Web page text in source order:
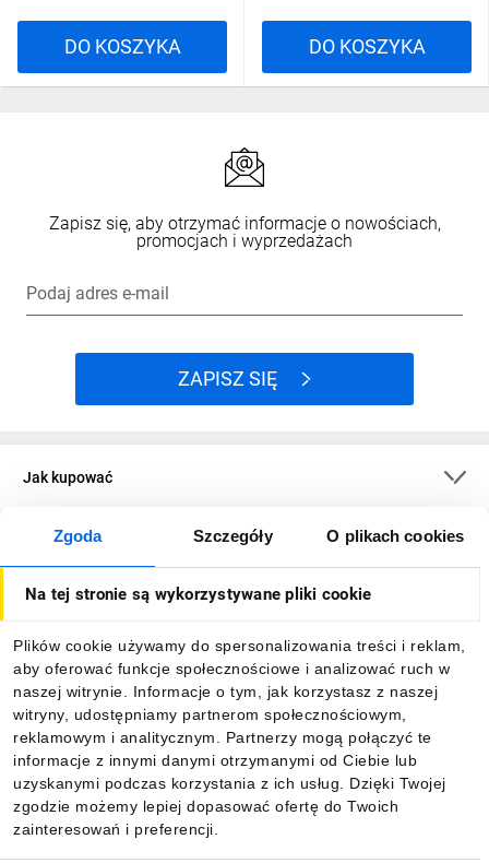
Zgoda Szczegóły O plikach cookies
Na tej stronie są wykorzystywane pliki cookie
Plików cookie używamy do spersonalizowania treści i reklam,
aby oferować funkcje społecznościowe i analizować ruch w
naszej witrynie. Informacje o tym, jak korzystasz z naszej
witryny, udostępniamy partnerom społecznościowym,
reklamowym i analitycznym. Partnerzy mogą połączyć te
informacje z innymi danymi otrzymanymi od Ciebie lub
uzyskanymi podczas korzystania z ich usług. Dzięki Twojej
zgodzie możemy lepiej dopasować ofertę do Twoich
zainteresowań i preferencji.
DO KOSZYKA DO KOSZYKA
Zapisz się, aby otrzymać informacje o nowościach,
promocjach i wyprzedażach
Podaj adres e-mail
ZAPISZ SIĘ
Jak kupować
O firmie
Informacje
Pobierz naszą aplikację mobilną: